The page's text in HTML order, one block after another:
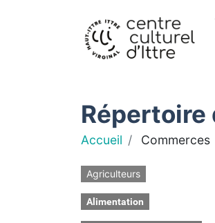
Répertoire
Accueil Commerces
Agriculteurs
Alimentation